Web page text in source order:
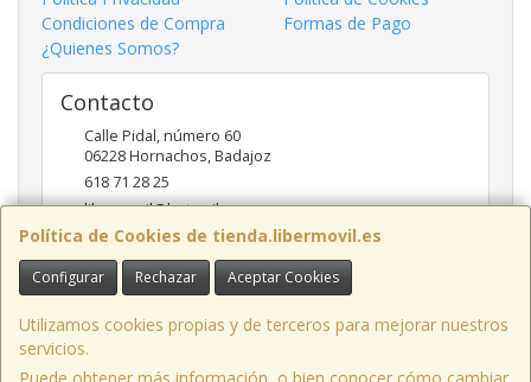
Política de Cookies de tienda.libermovil.es
Configurar Rechazar Aceptar Cookies
Utilizamos cookies propias y de terceros para mejorar nuestros
servicios.
Condiciones de Compra
Formas de Pago
¿Quienes Somos?
Contacto
Calle Pidal, número 60
06228Hornachos,Badajoz
618 71 28 25
libermovil@hotmail.com
Horario
De Lunes a Viernes 10:00 a 14:00 - 17;30 a 20;30